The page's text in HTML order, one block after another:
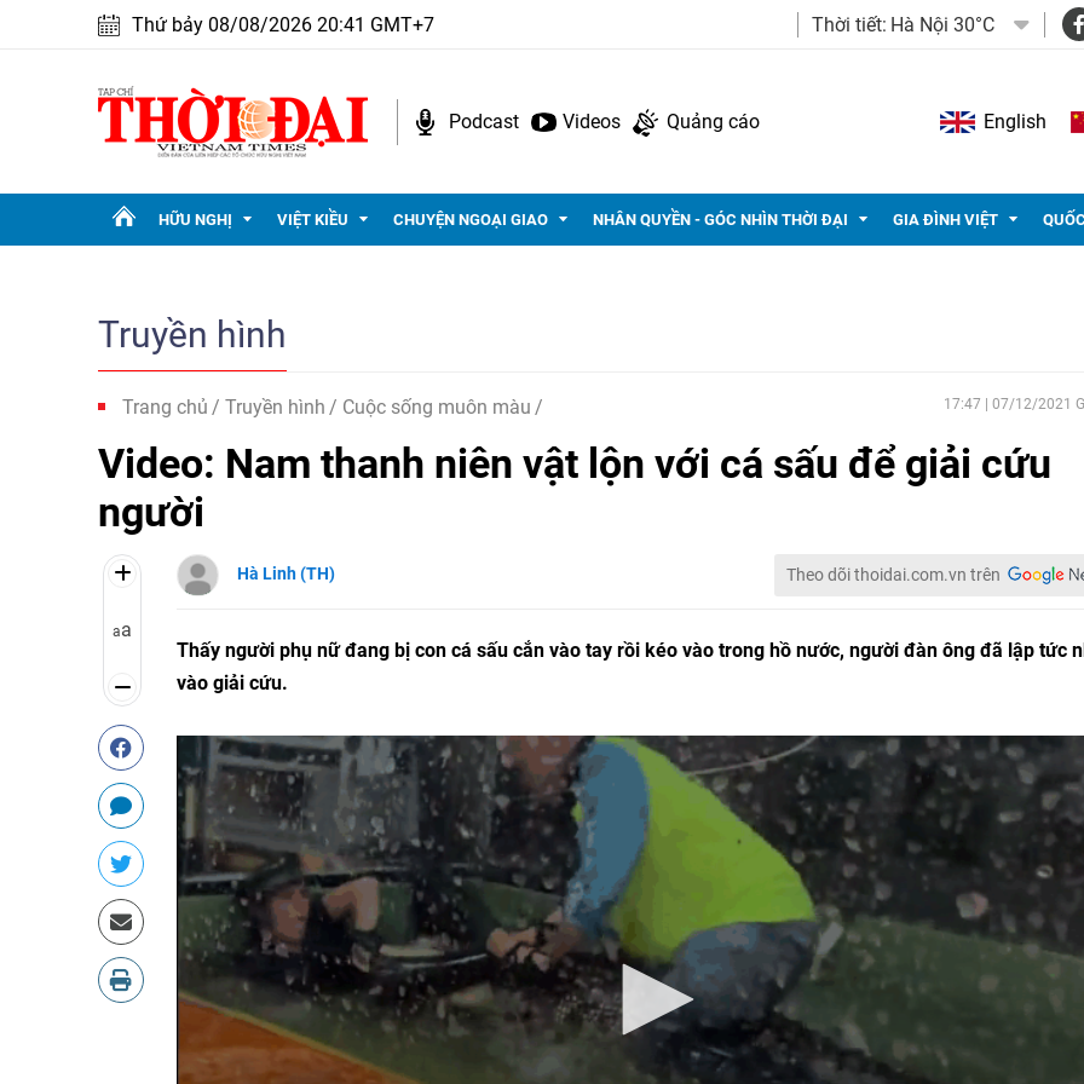
Thứ bảy 08/08/2026 20:41 GMT+7 Thời tiết: Hà Nội 30°C
Podcast Videos Quảng cáo English
HỮU NGHỊ VIỆT KIỀU CHUYỆN NGOẠI GIAO NHÂN QUYỀN - GÓC NHÌN THỜI ĐẠI GIA ĐÌNH VIỆT
Truyền hình
Trang chủ Truyền hình Cuộc sống muôn màu 17:47 | 07/12/2021
Video: Nam thanh niên vật lộn với cá sấu để giải cứu
người
aa
Hà Linh (TH) Theo dõi thoidai.com.vn trên
Thấy người phụ nữ đang bị con cá sấu cắn vào tay rồi kéo vào trong hồ nước, người đàn ông đã lập tức
vào giải cứu.